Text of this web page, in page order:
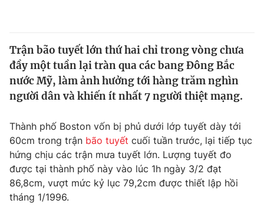
Y tế
Thế giới
Tin tức
Thế giới đó đây
Câu chuyện quốc tế
Tài chính
Thị trường
Góc doanh nghiệp
Dữ liệu và đời sống
Truyền hình
Phim VTV
Trận bão tuyết lớn thứ hai chỉ trong vòng chưa
đầy một tuần lại tràn qua các bang Đông Bắc
nước Mỹ, làm ảnh hưởng tới hàng trăm nghìn
người dân và khiến ít nhất 7 người thiệt mạng.
Thành phố Boston vốn bị phủ dưới lớp tuyết dày tới
60cm trong trận bão tuyết cuối tuần trước, lại tiếp tục
hứng chịu các trận mưa tuyết lớn. Lượng tuyết đo
được tại thành phố này vào lúc 1h ngày 3/2 đạt
86,8cm, vượt mức kỷ lục 79,2cm được thiết lập hồi
tháng 1/1996.